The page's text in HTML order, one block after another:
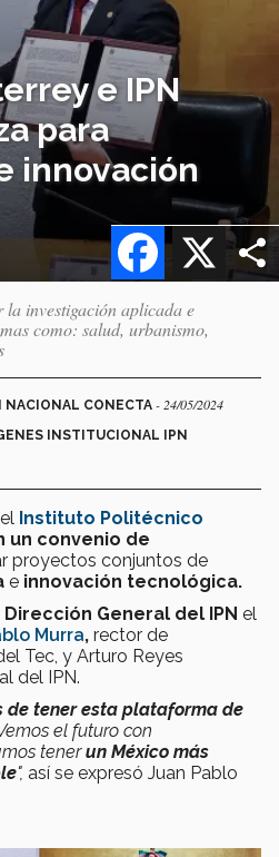
e IPN
para
innovación
X
Facebook
la investigación aplicada e
como: salud, urbanismo,
NACIONAL CONECTA - 24/05/2024
INSTITUCIONAL IPN
Instituto Politécnico
un convenio de
proyectos conjuntos de
e innovación tecnológica.
Dirección General del IPN el
Murra, rector de
Tec, y Arturo Reyes
del IPN.
de tener esta plataforma de
el futuro con
tenerun México más
", así se expresó Juan Pablo